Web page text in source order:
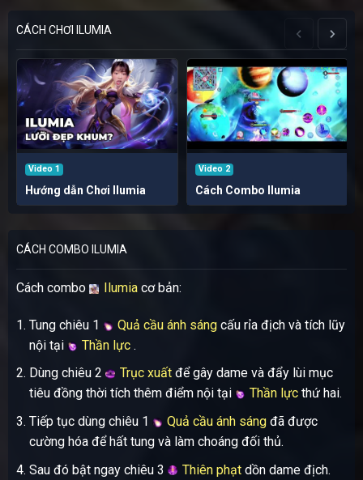
CÁCH CHƠI ILUMIA
Video 1
Hướng dẫn Chơi Ilumia
Video 2
Cách Combo Ilumia
CÁCH COMBO ILUMIA
Cách combo Ilumiacơ bản:
Tung chiêu 1 Quả cầu ánh sángcấu rỉa địch và tích lũy
nội tại
Thần lực.
Dùng chiêu 2
Trục xuấtđể gây dame và đẩy lùi mục
tiêu đồng thời tích thêm điểm nội tại
Thần lựcthứ hai.
Tiếp tục dùng chiêu 1
Quả cầu ánh sángđã được
cường hóa để hất tung và làm choáng đối thủ.
Sau đó bật ngay chiêu 3
Thiên phạtdồn dame địch.